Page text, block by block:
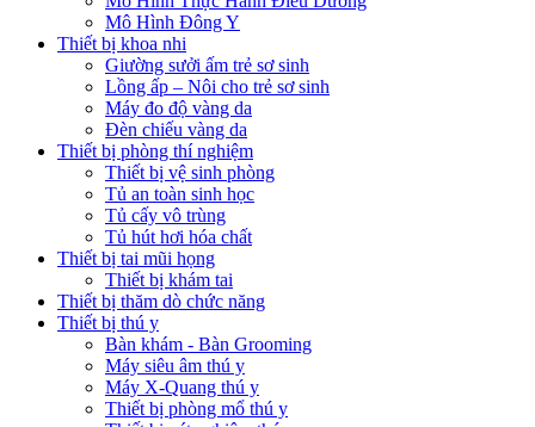
Mô Hình Đông Y
Thiết bị khoa nhi
Giường sưởi ấm trẻ sơ sinh
Lồng ấp – Nôi cho trẻ sơ sinh
Máy đo độ vàng da
Đèn chiếu vàng da
Thiết bị phòng thí nghiệm
Thiết bị vệ sinh phòng
Tủ an toàn sinh học
Tủ cấy vô trùng
Tủ hút hơi hóa chất
Thiết bị tai mũi họng
Thiết bị khám tai
Thiết bị thăm dò chức năng
Thiết bị thú y
Bàn khám - Bàn Grooming
Máy siêu âm thú y
Máy X-Quang thú y
Thiết bị phòng mổ thú y